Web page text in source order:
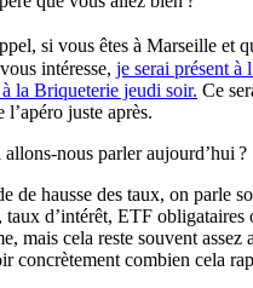
si vous êtes à Marseille et
intéresse, je serai présent à
la Briqueterie jeudi soir. Ce
l’apéro juste après.
nous parler aujourd’hui ?
de hausse des taux, on parle
taux d’intérêt, ETF obligataires
mais cela reste souvent assez
concrètement combien cela